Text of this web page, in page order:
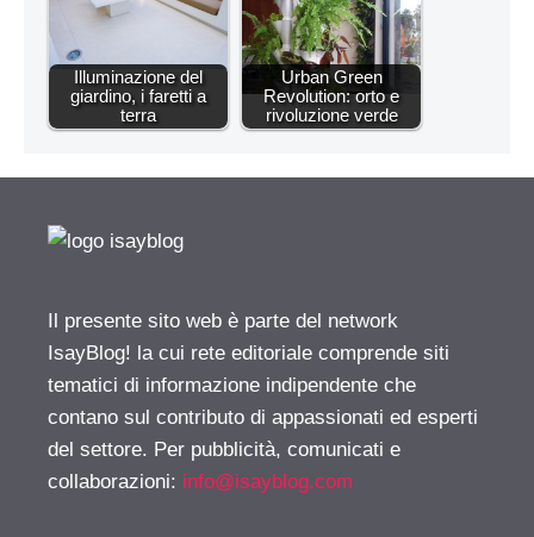
Illuminazione del
giardino, i faretti a
terra
Urban Green
Revolution: orto e
rivoluzione verde
Il presente sito web è parte del network
IsayBlog! la cui rete editoriale comprende siti
tematici di informazione indipendente che
contano sul contributo di appassionati ed esperti
del settore. Per pubblicità, comunicati e
collaborazioni: info@isayblog.com